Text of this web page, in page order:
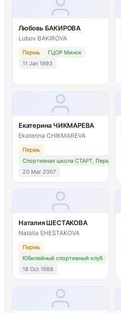
Любовь БАКИРОВА
Lubov BAKIROVA
Пермь
ГЦОР Минск
11 Jan 1993
Екатерина ЧИКМАРЕВА
Ekaterina CHIKMAREVA
Пермь
Спортивная школа СТАРТ, Пермь
20 Mar 2007
Наталия ШЕСТАКОВА
Natalia SHESTAKOVA
Пермь
Юбилейный спортивный клуб
18 Oct 1988